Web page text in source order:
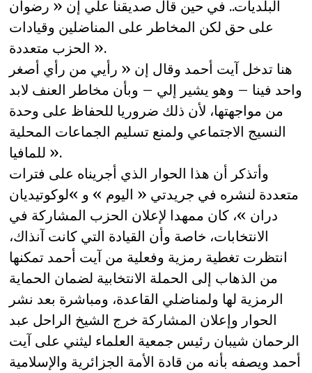
البلديات.. في حين قال صديقنا علي إن « رضوان
على حق لكن المخاطر على المناضلين وقيادات
الحزب متعددة ».
هنا تدخل آيت أحمد وقال إن « رأيي من رأي أصغر
واحد فينا – وهو يشير إلي – وبأن مخاطر العنف لابد
من مواجهتها، لأن ذلك ضروريا للحفاظ على وحدة
النسيج الاجتماعي ولمنع تسليم الجماعات المحلية
للمافيا ».
وأتذكر أن هذا الحوار الذي أجريناه على فترات
متعددة لنشره في جريدتي « اليوم » و »لوكوتيديان
دران »، كان ممهدا لإعلان الحزب المشاركة في
الانتخابات، خاصة وأن القيادة التي كانت آنذاك،
انتظرت تغطية رمزية وفعلية من آيت أحمد تمكنها
من الذهاب إلى الحملة الانتخابية لضمان الحماية
الرمزية لها ولمناضلي القاعدة، ومباشرة بعد نشر
الحوار وإعلان المشاركة خرج الشيخ الراحل عبد
الرحمان شيبان رئيس جمعية العلماء ليثني على آيت
أحمد ويصفه بأنه من قادة الأمة الجزائرية والإسلامية